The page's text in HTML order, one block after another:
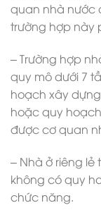
quan nhà nước
trường hợp này
– Trường hợp
quy mô dưới 7
hoạch xây
hoặc quy
được cơ quan
– Nhà ở riêng lẻ
không có quy
chức năng.